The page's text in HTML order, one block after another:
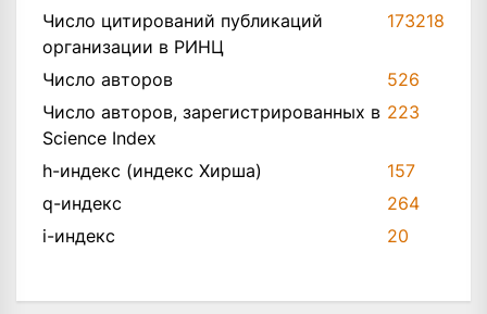
Число цитирований публикаций
организации в РИНЦ
173218
Число авторов
526
Число авторов, зарегистрированных в
Science Index
223
h-индекс (индекс Хирша)
157
q-индекс
264
i-индекс
20